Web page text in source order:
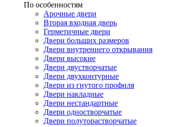
По особенностям
Арочные двери
Вторая входная дверь
Герметичные двери
Двери больших размеров
Двери внутреннего открывания
Двери высокие
Двери двустворчатые
Двери двухконтурные
Двери из гнутого профиля
Двери накладные
Двери нестандартные
Двери одностворчатые
Двери полуторастворчатые